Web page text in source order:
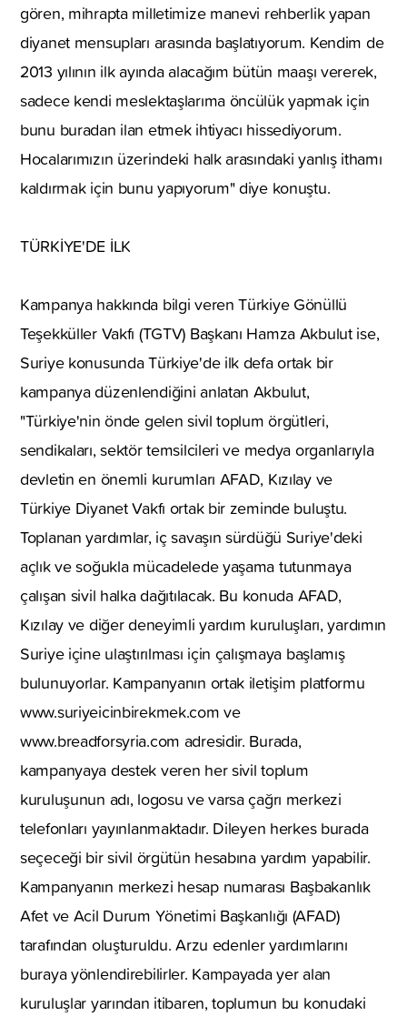
gören, mihrapta milletimize manevi rehberlik yapan
diyanet mensupları arasında başlatıyorum. Kendim de
2013 yılının ilk ayında alacağım bütün maaşı vererek,
sadece kendi meslektaşlarıma öncülük yapmak için
bunu buradan ilan etmek ihtiyacı hissediyorum.
Hocalarımızın üzerindeki halk arasındaki yanlış ithamı
kaldırmak için bunu yapıyorum" diye konuştu.
TÜRKİYE'DE İLK
Kampanya hakkında bilgi veren Türkiye Gönüllü
Teşekküller Vakfı (TGTV) Başkanı Hamza Akbulut ise,
Suriye konusunda Türkiye'de ilk defa ortak bir
kampanya düzenlendiğini anlatan Akbulut,
"Türkiye'nin önde gelen sivil toplum örgütleri,
sendikaları, sektör temsilcileri ve medya organlarıyla
devletin en önemli kurumları AFAD, Kızılay ve
Türkiye Diyanet Vakfı ortak bir zeminde buluştu.
Toplanan yardımlar, iç savaşın sürdüğü Suriye'deki
açlık ve soğukla mücadelede yaşama tutunmaya
çalışan sivil halka dağıtılacak. Bu konuda AFAD,
Kızılay ve diğer deneyimli yardım kuruluşları, yardımın
Suriye içine ulaştırılması için çalışmaya başlamış
bulunuyorlar. Kampanyanın ortak iletişim platformu
www.suriyeicinbirekmek.com ve
www.breadforsyria.com adresidir. Burada,
kampanyaya destek veren her sivil toplum
kuruluşunun adı, logosu ve varsa çağrı merkezi
telefonları yayınlanmaktadır. Dileyen herkes burada
seçeceği bir sivil örgütün hesabına yardım yapabilir.
Kampanyanın merkezi hesap numarası Başbakanlık
Afet ve Acil Durum Yönetimi Başkanlığı (AFAD)
tarafından oluşturuldu. Arzu edenler yardımlarını
buraya yönlendirebilirler. Kampayada yer alan
kuruluşlar yarından itibaren, toplumun bu konudaki